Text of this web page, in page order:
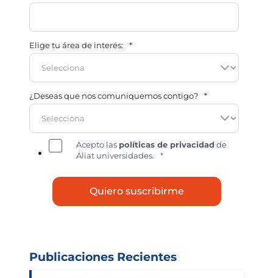
Elige tu área de interés: *
¿Deseas que nos comuniquemos contigo? *
Acepto las políticas de privacidad de
Aliat universidades.
*
Publicaciones Recientes